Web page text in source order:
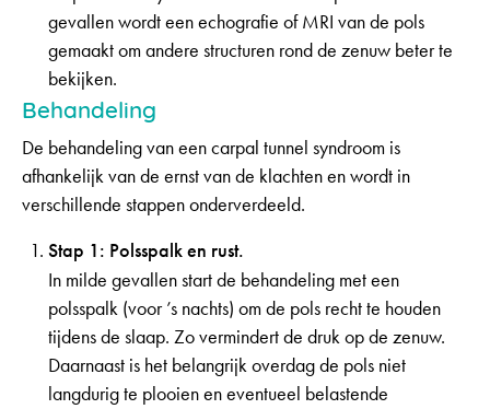
gevallen wordt een echografie of MRI van de pols
gemaakt om andere structuren rond de zenuw beter te
bekijken.
Behandeling
De behandeling van een carpal tunnel syndroom is
afhankelijk van de ernst van de klachten en wordt in
verschillende stappen onderverdeeld.
Stap 1: Polsspalk en rust.
In milde gevallen start de behandeling met een
polsspalk (voor ’s nachts) om de pols recht te houden
tijdens de slaap. Zo vermindert de druk op de zenuw.
Daarnaast is het belangrijk overdag de pols niet
langdurig te plooien en eventueel belastende